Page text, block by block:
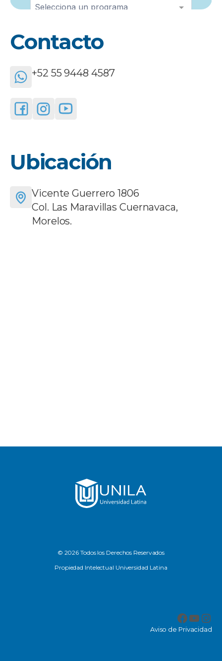
Contacto
+52 55 9448 4587
Ubicación
Vicente Guerrero 1806
Col. Las Maravillas Cuernavaca,
Morelos.
© 2026 Todos los Derechos Reservados
Propiedad Intelectual Universidad Latina
Aviso de Privacidad